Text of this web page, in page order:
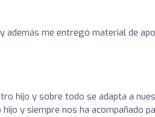
además me entregó material de
hijo y sobre todo se adapta a
y siempre nos ha acompañado